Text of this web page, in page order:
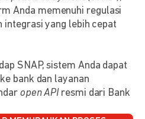
Anda memenuhi regulasi
integrasi yang lebih cepat
SNAP, sistem Anda dapat
bank dan layanan
open APIresmi dari Bank